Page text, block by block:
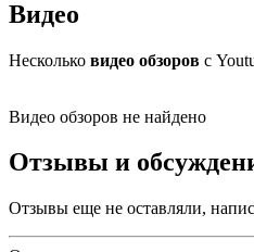
Видео
Несколько видео обзоров с
Видео обзоров не найдено
Отзывы и
Отзывы еще не оставляли,